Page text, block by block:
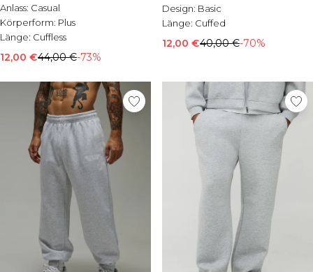
Anlass: Casual
Körperform: Plus
Länge: Cuffless
12,00 €44,00 €-73%
Design: Basic
Länge: Cuffed
12,00 €40,00 €-70%